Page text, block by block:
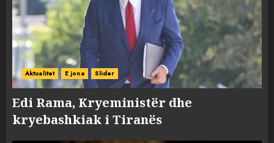
Aktualitet E jona Slider
Edi Rama, Kryeministër dhe
kryebashkiak i Tiranës